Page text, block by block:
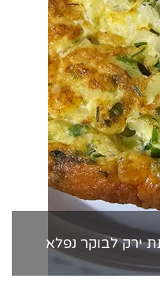
ירק לבוקר נפלא